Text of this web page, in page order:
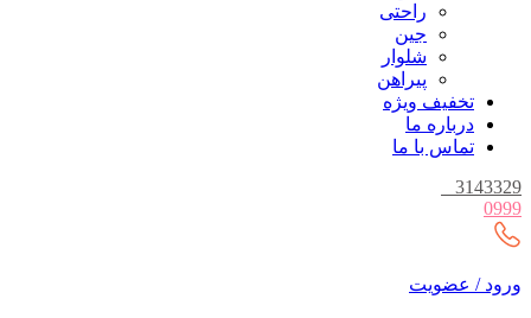
راحتی
جین
شلوار
پیراهن
تخفیف ویژه
درباره ما
تماس با ما
3143329
0999
ورود / عضویت